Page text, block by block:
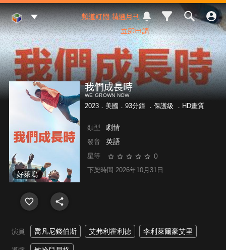
Mod Web頻道訂閱
立即申請
精選月刊
好萊塢
我們成長時
WE GROWN NOW
2023．美國．93分鐘 ． 保護級 ．HD畫質
類型 劇情
發音 英語
星等 0
下架時間 2026年10月31日
演員 喬凡尼錢伯斯 艾弗利霍利德 李利萊爾豪艾里